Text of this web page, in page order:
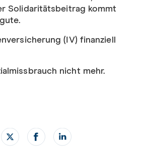
Solidaritätsbeitrag kommt
(IV) finanziell
nicht mehr.